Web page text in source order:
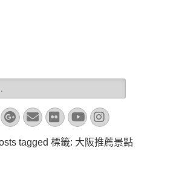
Googleplus
EmailFlickrYouTube
Instagram
tagged 標籤: 大阪推薦景點